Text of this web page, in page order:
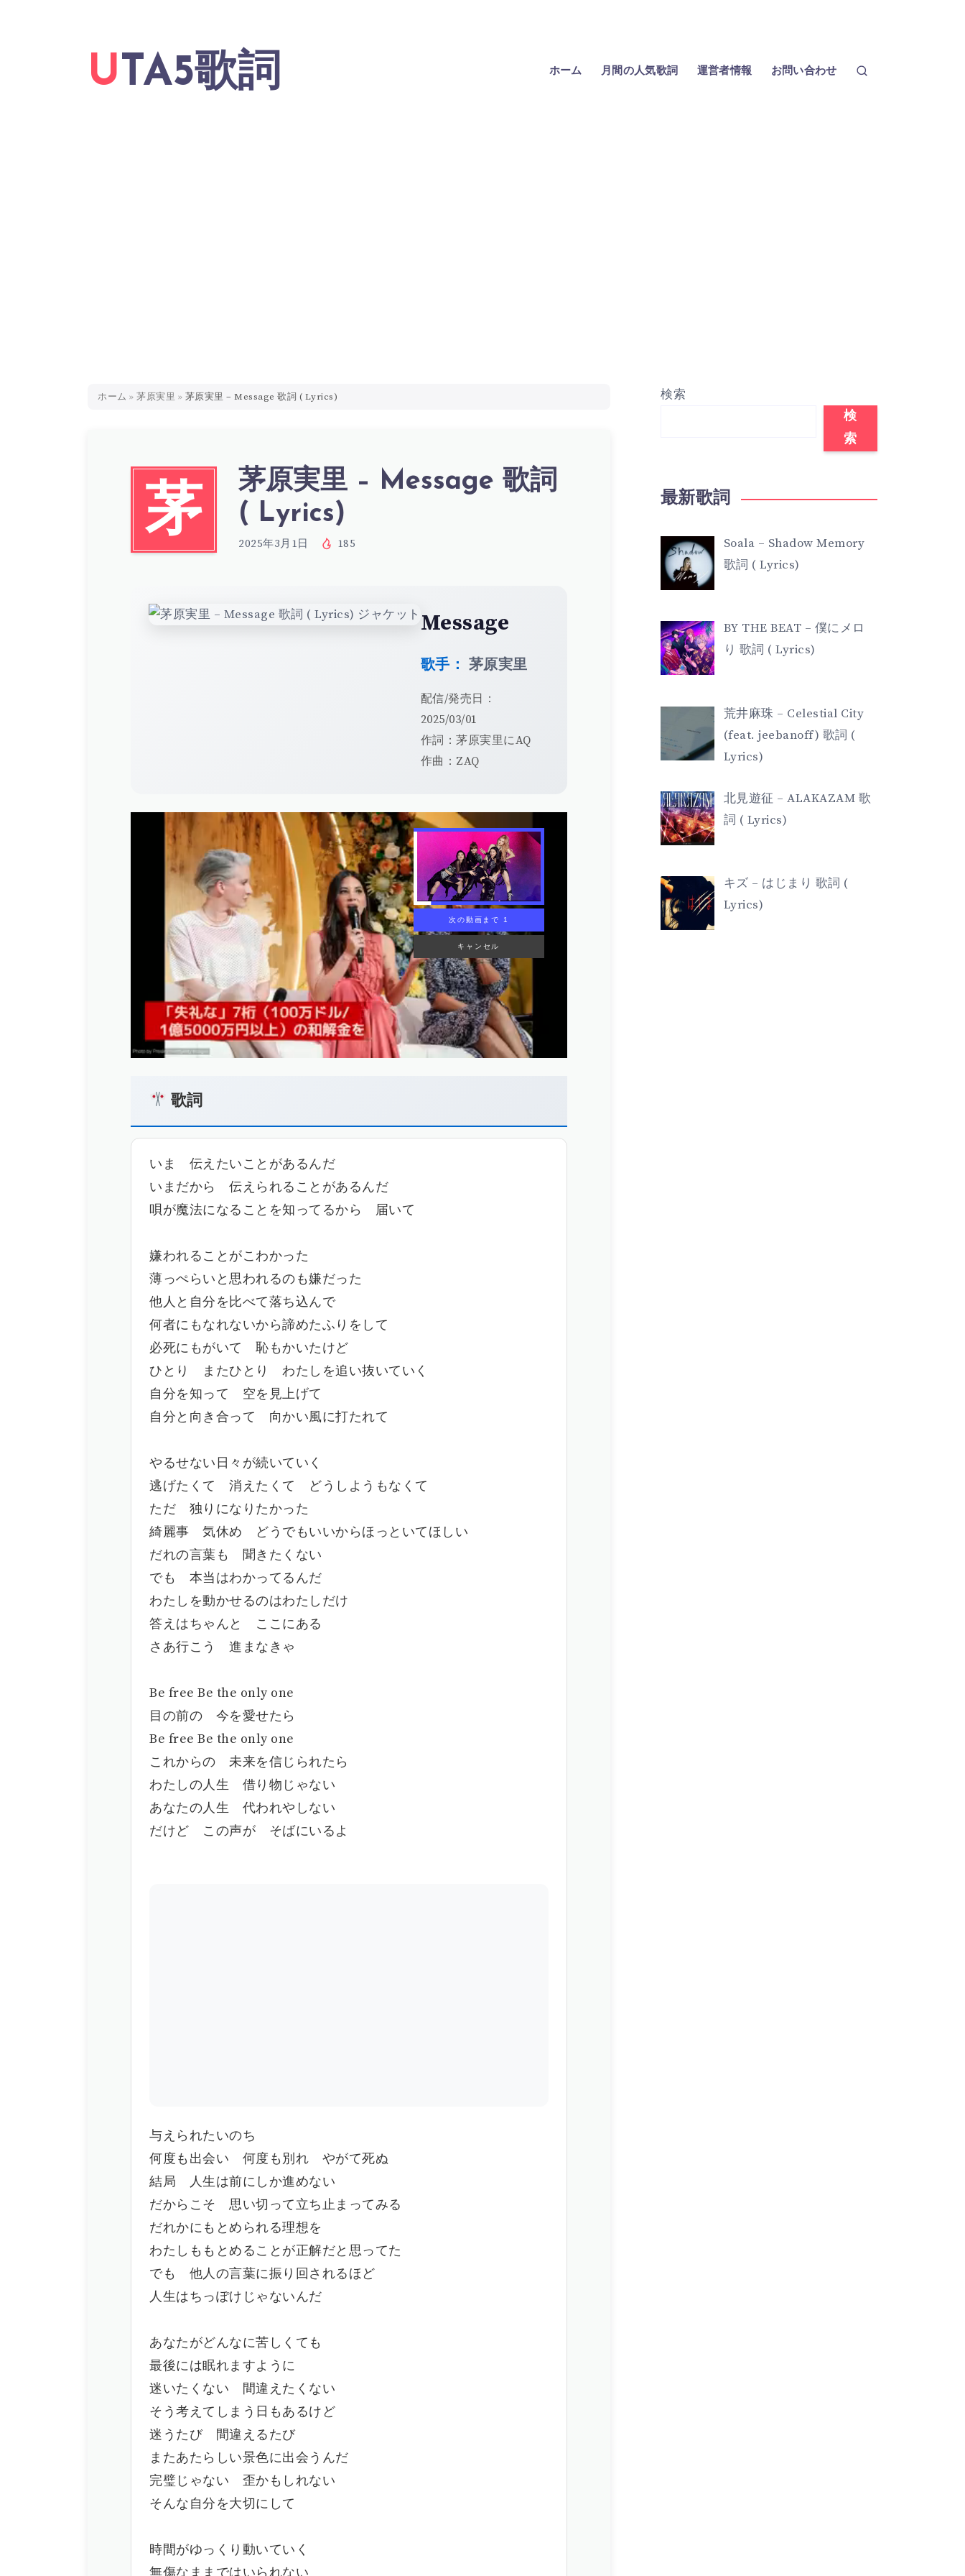
UTA5歌詞 ホーム 月間の人気歌詞 運営者情報 お問い合わせ
ホーム » 茅原実里 » 茅原実里 – Message 歌詞 ( Lyrics)
茅
茅原実里 – Message 歌詞
( Lyrics)
2025年3月1日 185
Message
歌手： 茅原実里
配信/発売日：
2025/03/01
作詞：茅原実里にAQ
作曲：ZAQ
歌詞
いま 伝えたいことがあるんだ
いまだから 伝えられることがあるんだ
唄が魔法になることを知ってるから 届いて
嫌われることがこわかった
薄っぺらいと思われるのも嫌だった
他人と自分を比べて落ち込んで
何者にもなれないから諦めたふりをして
必死にもがいて 恥もかいたけど
ひとり またひとり わたしを追い抜いていく
自分を知って 空を見上げて
自分と向き合って 向かい風に打たれて
やるせない日々が続いていく
逃げたくて 消えたくて どうしようもなくて
ただ 独りになりたかった
綺麗事 気休め どうでもいいからほっといてほしい
だれの言葉も 聞きたくない
でも 本当はわかってるんだ
わたしを動かせるのはわたしだけ
答えはちゃんと ここにある
さあ行こう 進まなきゃ
Be free Be the only one
目の前の 今を愛せたら
Be free Be the only one
これからの 未来を信じられたら
わたしの人生 借り物じゃない
あなたの人生 代われやしない
だけど この声が そばにいるよ
与えられたいのち
何度も出会い 何度も別れ やがて死ぬ
結局 人生は前にしか進めない
だからこそ 思い切って立ち止まってみる
だれかにもとめられる理想を
わたしももとめることが正解だと思ってた
でも 他人の言葉に振り回されるほど
人生はちっぽけじゃないんだ
あなたがどんなに苦しくても
最後には眠れますように
迷いたくない 間違えたくない
そう考えてしまう日もあるけど
迷うたび 間違えるたび
またあたらしい景色に出会うんだ
完璧じゃない 歪かもしれない
そんな自分を大切にして
時間がゆっくり動いていく
検索
検
索
最新歌詞
Soala – Shadow Memory
歌詞 ( Lyrics)
BY THE BEAT – 僕にメロ
り 歌詞 ( Lyrics)
荒井麻珠 – Celestial City
(feat. jeebanoff) 歌詞 (
Lyrics)
北見遊征 – ALAKAZAM 歌
詞 ( Lyrics)
キズ – はじまり 歌詞 (
Lyrics)